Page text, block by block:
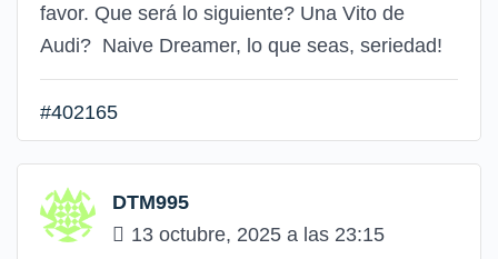
favor. Que será lo siguiente? Una Vito de
Audi? Naive Dreamer, lo que seas, seriedad!
#402165
DTM995
13 octubre, 2025 a las 23:15